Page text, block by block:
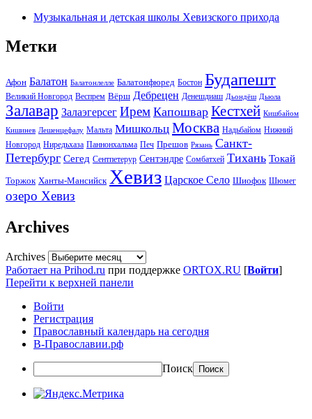
Музыкальная и детская школы Хевизского прихода
Метки
Афон Балатон Балатонлелле Балатонфюред Бостон Будапешт
Великий Новгород Веспрем Вёрш Дебрецен Денешдиаш Дьондёш Дьюла
Залавар Залаэгерсег Ирем Капошвар Кестхей Кишбайом
Кишинев Лешенцефалу Мальта Мишкольц Москва Надьбайом Нижний
Новгород Ниредьхаза Паннонхальма Печ Прешов Рязань Санкт-
Петербург Сегед Сентпетерур Сентэндре Сомбатхей Тихань Токай
Торжок Ханты-Мансийск Хевиз Царское Село Шиофок Шюмег
озеро Хевиз
Archives
Archives
Работает на Prihod.ru при поддержке ORTOX.RU [Войти]
Перейти к верхней панели
Войти
Регистрация
Православный календарь на сегодня
В-Православии.рф
Поиск